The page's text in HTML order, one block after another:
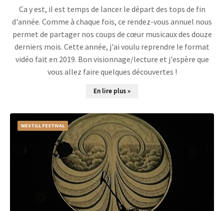
Ca y est, il est temps de lancer le départ des tops de fin
d'année. Comme à chaque fois, ce rendez-vous annuel nous
permet de partager nos coups de cœur musicaux des douze
derniers mois. Cette année, j'ai voulu reprendre le format
vidéo fait en 2019. Bon visionnage/lecture et j'espère que
vous allez faire quelques découvertes !
En lire plus »
WESTILL FESTIVAL